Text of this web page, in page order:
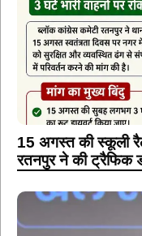
15 अगस्त की स्कूली
रतनपुर ने की ट्रैफिक